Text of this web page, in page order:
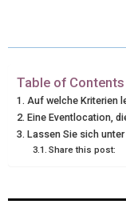
W
T
T
Table of Contents
Auf welche Kriterien
Eine Eventlocation,
Lassen Sie sich
Share this post: